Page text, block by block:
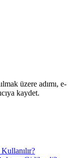
üzere adımı, e-
kaydet.